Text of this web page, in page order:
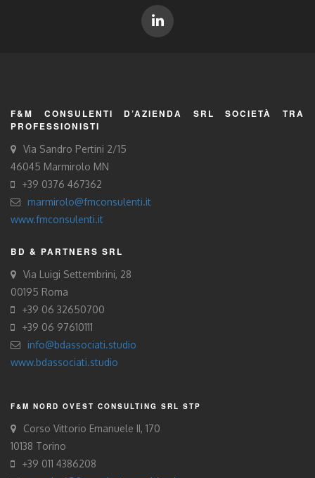
F&M CONSULENTI D’AZIENDA SRL SOCIETÀ TRA
PROFESSIONISTI
Via Sandro Pertini 2/15
46045 Marmirolo MN
+39 0376 467362
marmirolo@fmconsulenti.it
www.fmconsulenti.it
BD & PARTNERS SRL
Via Luigi Settembrini, 28
00195 Roma
+39 06 32650700
+39 06 97610111
info@bdassociati.studio
www.bdassociati.studio
F&M NORD OVEST CONSULTING SRL STP
Corso Vittorio Emanuele II, 170
10138 Torino
+39 011 4386208